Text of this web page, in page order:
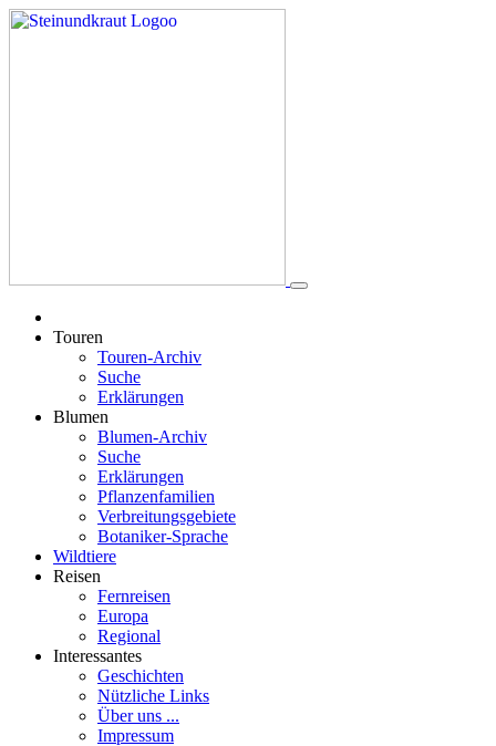
Touren
Touren-Archiv
Suche
Erklärungen
Blumen
Blumen-Archiv
Suche
Erklärungen
Pflanzenfamilien
Verbreitungsgebiete
Botaniker-Sprache
Wildtiere
Reisen
Fernreisen
Europa
Regional
Interessantes
Geschichten
Nützliche Links
Über uns ...
Impressum